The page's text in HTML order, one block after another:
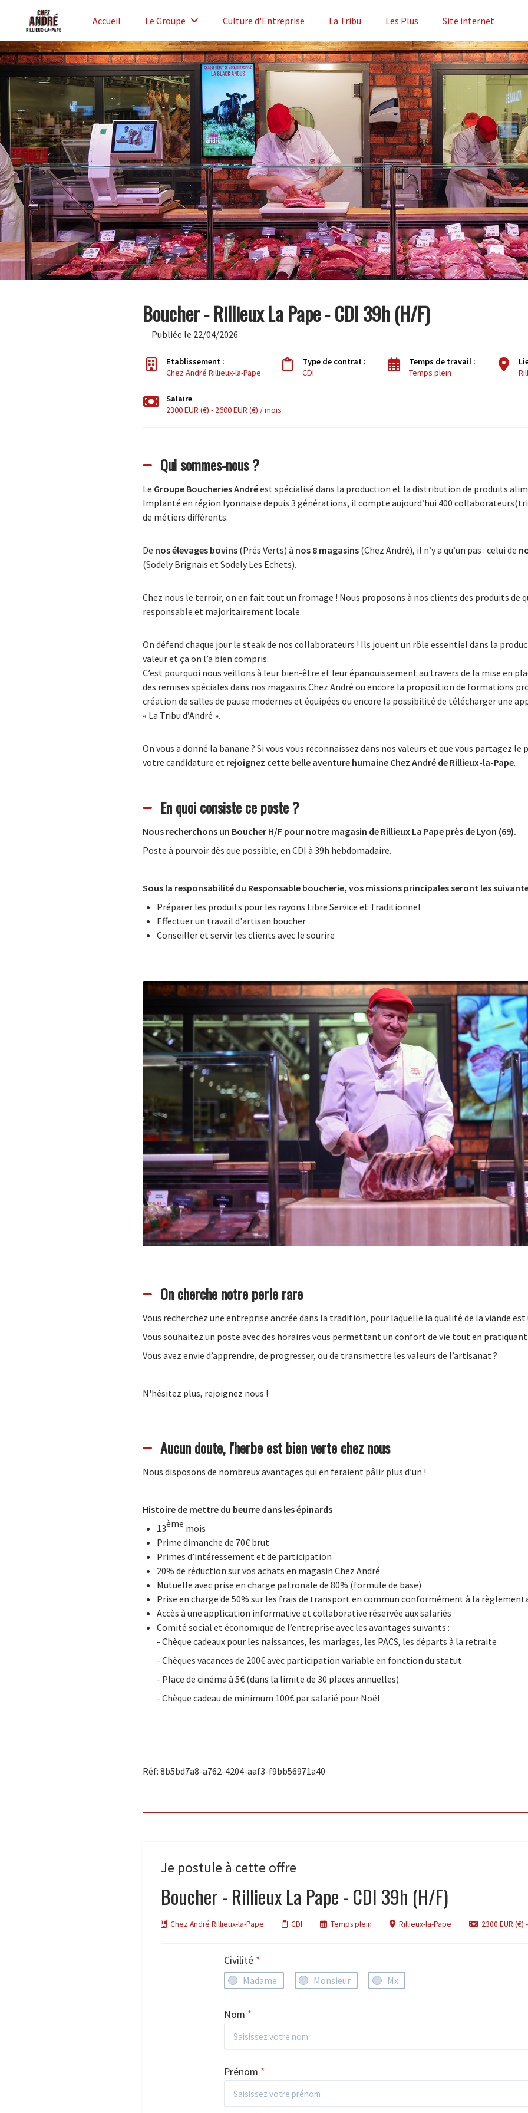
Accueil Le Groupe Culture d'Entreprise La Tribu Les Plus Site internet
Boucher - Rillieux La Pape - CDI 39h (H/F)
Publiée le 22/04/2026
Etablissement :
Chez André Rillieux-la-Pape
Type de contrat :
CDI
Temps de travail :
Temps plein
Salaire
2300 EUR (€) - 2600 EUR (€) / mois
Qui sommes-nous ?
Le Groupe Boucheries Andréest spécialisé dans la production et la distribution de produits
Implanté en région lyonnaise depuis 3 générations, il compte aujourd’hui 400
de métiers différents.
De nos élevages bovins(Prés Verts) à nos 8 magasins(Chez André), il n’y a qu’un pas : celui de
(Sodely Brignais et Sodely Les Echets).
Chez nous le terroir, on en fait tout un fromage ! Nous proposons à nos clients des produits de
responsable et majoritairement locale.
On défend chaque jour le steak de nos collaborateurs ! Ils jouent un rôle essentiel dans la
valeur et ça on l’a bien compris.
C’est pourquoi nous veillons à leur bien-être et leur épanouissement au travers de la mise en
des remises spéciales dans nos magasins Chez André ou encore la proposition de formations
création de salles de pause modernes et équipées ou encore la possibilité de télécharger une
« La Tribu d’André ».
On vous a donné la banane ? Si vous vous reconnaissez dans nos valeurs et que vous partagez
votre candidature et rejoignez cette belle aventure humaine Chez André de Rillieux-la-Pape.
En quoi consiste ce poste ?
Nous recherchons un Boucher H/F pour notre magasin de Rillieux La Pape près de Lyon (69).
Poste à pourvoir dès que possible, en CDI à 39h hebdomadaire.
Sous la responsabilité du Responsable boucherie, vos missions principales seront les
Préparer les produits pour les rayons Libre Service et Traditionnel
Effectuer un travail d'artisan boucher
Conseiller et servir les clients avec le sourire
On cherche notre perle rare
Vous recherchez une entreprise ancrée dans la tradition, pour laquelle la qualité de la viande
Vous souhaitez un poste avec des horaires vous permettant un confort de vie tout en
Vous avez envie d’apprendre, de progresser, ou de transmettre les valeurs de l’artisanat ?
N'hésitez plus, rejoignez nous !
Aucun doute, l'herbe est bien verte chez nous
Nous disposons de nombreux avantages qui en feraient pâlir plus d’un !
Histoire de mettre du beurre dans les épinards
13ème mois
Prime dimanche de 70€ brut
Primes d’intéressement et de participation
20% de réduction sur vos achats en magasin Chez André
Mutuelle avec prise en charge patronale de 80% (formule de base)
Prise en charge de 50% sur les frais de transport en commun conformément à la
Accès à une application informative et collaborative réservée aux salariés
Comité social et économique de l’entreprise avec les avantages suivants :
- Chèque cadeaux pour les naissances, les mariages, les PACS, les départs à la retraite
- Chèques vacances de 200€ avec participation variable en fonction du statut
- Place de cinéma à 5€ (dans la limite de 30 places annuelles)
- Chèque cadeau de minimum 100€ par salarié pour Noël
Réf: 8b5bd7a8-a762-4204-aaf3-f9bb56971a40
Je postule à cette offre
Boucher - Rillieux La Pape - CDI 39h (H/F)
Chez André Rillieux-la-Pape CDI Temps plein Rillieux-la-Pape 2300 EUR (€)
Civilité *
Madame Monsieur Mx
Nom *
Prénom *